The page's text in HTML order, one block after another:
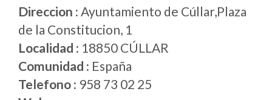
Direccion : Ayuntamiento de Cúllar,Plaza
de la Constitucion, 1
Localidad : 18850 CÚLLAR
Comunidad : España
Telefono : 958 73 02 25